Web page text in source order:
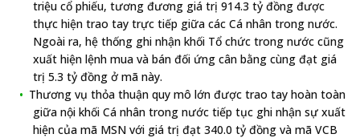
triệu cổ phiếu, tương đương giá trị 914.3 tỷ đồng được
thực hiện trao tay trực tiếp giữa các Cá nhân trong nước.
Ngoài ra, hệ thống ghi nhận khối Tổ chức trong nước cũng
xuất hiện lệnh mua và bán đối ứng cân bằng cùng đạt giá
trị 5.3 tỷ đồng ở mã này.
Thương vụ thỏa thuận quy mô lớn được trao tay hoàn toàn
giữa nội khối Cá nhân trong nước tiếp tục ghi nhận sự xuất
hiện của mã MSN với giá trị đạt 340.0 tỷ đồng và mã VCB